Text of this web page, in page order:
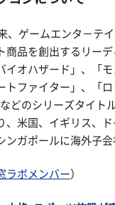
、ゲームエンタ－テ
商品を創出するリーデ
イオハザード」、「
トファイター」、「
どのシリーズタイト
、米国、イギリス、
ンガポールに海外子会
ラボメンバー ）